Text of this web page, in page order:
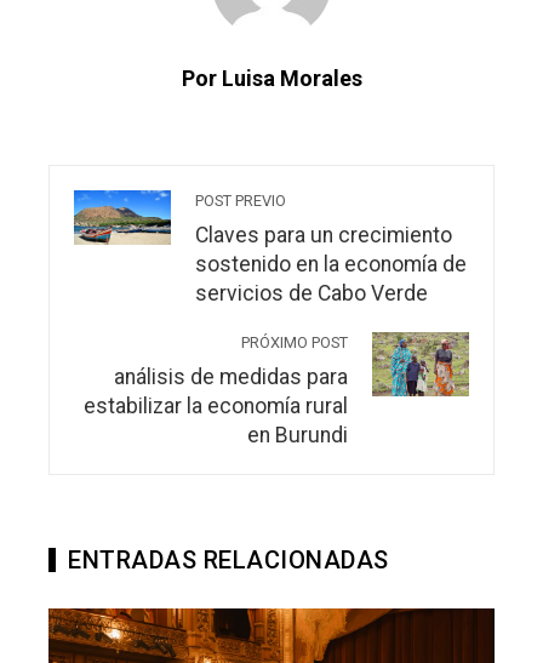
Por Luisa Morales
POST PREVIO
Claves para un crecimiento
sostenido en la economía de
servicios de Cabo Verde
PRÓXIMO POST
análisis de medidas para
estabilizar la economía rural
en Burundi
ENTRADAS RELACIONADAS